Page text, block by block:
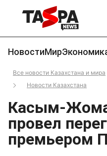
НовостиМир
Все новости Казахстана и мира
Новости Казахстана
Касым-
провел
премьером